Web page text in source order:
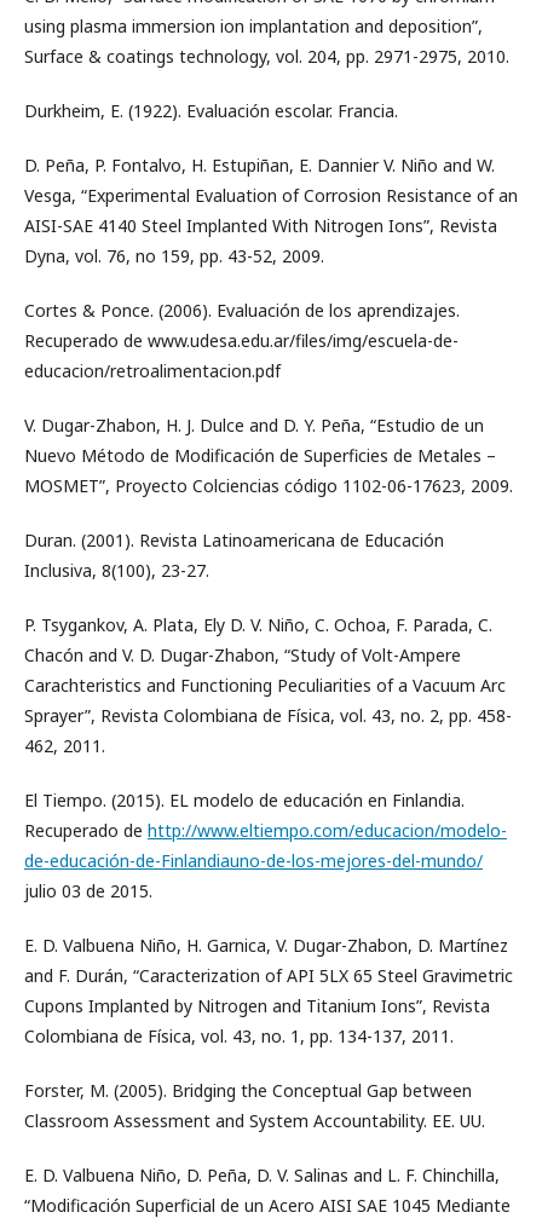
using plasma immersion ion implantation and deposition”,
Surface & coatings technology, vol. 204, pp. 2971-2975, 2010.
Durkheim, E. (1922). Evaluación escolar. Francia.
D. Peña, P. Fontalvo, H. Estupiñan, E. Dannier V. Niño and W.
Vesga, “Experimental Evaluation of Corrosion Resistance of an
AISI-SAE 4140 Steel Implanted With Nitrogen Ions”, Revista
Dyna, vol. 76, no 159, pp. 43-52, 2009.
Cortes & Ponce. (2006). Evaluación de los aprendizajes.
Recuperado de www.udesa.edu.ar/files/img/escuela-de-
educacion/retroalimentacion.pdf
V. Dugar-Zhabon, H. J. Dulce and D. Y. Peña, “Estudio de un
Nuevo Método de Modificación de Superficies de Metales –
MOSMET”, Proyecto Colciencias código 1102-06-17623, 2009.
Duran. (2001). Revista Latinoamericana de Educación
Inclusiva, 8(100), 23-27.
P. Tsygankov, A. Plata, Ely D. V. Niño, C. Ochoa, F. Parada, C.
Chacón and V. D. Dugar-Zhabon, “Study of Volt-Ampere
Carachteristics and Functioning Peculiarities of a Vacuum Arc
Sprayer”, Revista Colombiana de Física, vol. 43, no. 2, pp. 458-
462, 2011.
El Tiempo. (2015). EL modelo de educación en Finlandia.
Recuperado de http://www.eltiempo.com/educacion/modelo-
de-educación-de-Finlandiauno-de-los-mejores-del-mundo/
julio 03 de 2015.
E. D. Valbuena Niño, H. Garnica, V. Dugar-Zhabon, D. Martínez
and F. Durán, “Caracterization of API 5LX 65 Steel Gravimetric
Cupons Implanted by Nitrogen and Titanium Ions”, Revista
Colombiana de Física, vol. 43, no. 1, pp. 134-137, 2011.
Forster, M. (2005). Bridging the Conceptual Gap between
Classroom Assessment and System Accountability. EE. UU.
E. D. Valbuena Niño, D. Peña, D. V. Salinas and L. F. Chinchilla,
“Modificación Superficial de un Acero AISI SAE 1045 Mediante